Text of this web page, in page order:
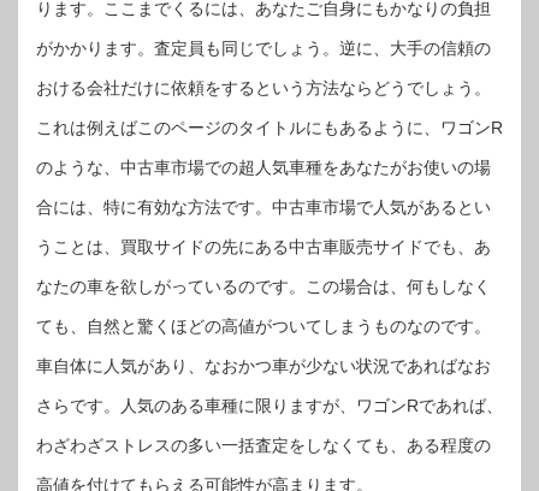
ります。ここまでくるには、あなたご自身にもかなりの負担
がかかります。査定員も同じでしょう。逆に、大手の信頼の
おける会社だけに依頼をするという方法ならどうでしょう。
これは例えばこのページのタイトルにもあるように、ワゴンR
のような、中古車市場での超人気車種をあなたがお使いの場
合には、特に有効な方法です。中古車市場で人気があるとい
うことは、買取サイドの先にある中古車販売サイドでも、あ
なたの車を欲しがっているのです。この場合は、何もしなく
ても、自然と驚くほどの高値がついてしまうものなのです。
車自体に人気があり、なおかつ車が少ない状況であればなお
さらです。人気のある車種に限りますが、ワゴンRであれば、
わざわざストレスの多い一括査定をしなくても、ある程度の
高値を付けてもらえる可能性が高まります。